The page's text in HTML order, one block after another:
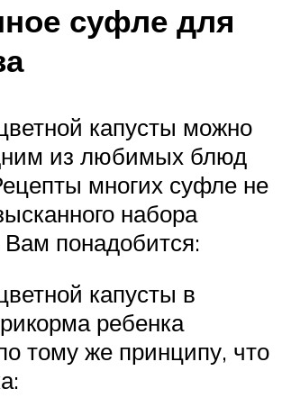
суфле для
капусты можно
из любимых блюд
многих суфле не
набора
Вам понадобится:
капусты в
ребенка
тому же принципу, что